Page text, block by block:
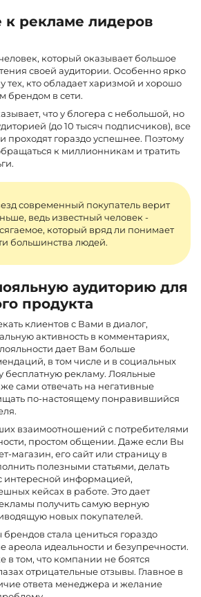
к рекламе лидеров
который оказывает большое
своей аудитории. Особенно ярко
тех, кто обладает харизмой и хорошо
брендом в сети.
что у блогера с небольшой, но
(до 10 тысяч подписчиков), все
гораздо успешнее. Поэтому
к миллионникам и тратить
современный покупатель верит
ведь известный человек -
который вряд ли понимает
большинства людей.
аудиторию для
продукта
клиентов с Вами в диалог,
активность в комментариях,
дает Вам больше
в том числе и в социальных
бесплатную рекламу. Лояльные
сами отвечать на негативные
по-настоящему понравившийся
взаимоотношений с потребителями
простом общении. Даже если Вы
магазин, его сайт или страницу в
полезными статьями, делать
интересной информацией,
кейсах в работе. Это дает
получить самую верную
новых покупателей.
брендов стала цениться гораздо
ареола идеальности и безупречности.
в том, что компании не боятся
отрицательные отзывы. Главное в
ответа менеджера и желание